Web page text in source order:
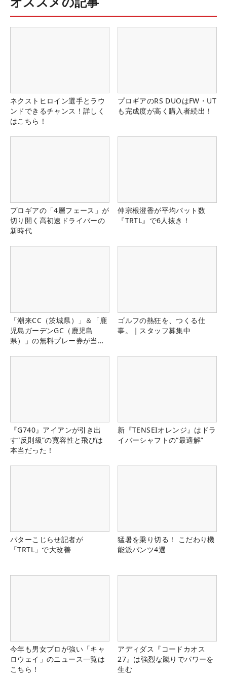
ネクストヒロイン選手とラウ
ンドできるチャンス！詳しく
はこちら！
プロギアのRS DUOはFW・UT
も完成度が高く購入者続出！
プロギアの「4層フェース」が
切り開く高初速ドライバーの
新時代
仲宗根澄香が平均パット数
『TRTL』で6人抜き！
「潮来CC（茨城県）」＆「鹿
児島ガーデンGC（鹿児島
県）」の無料プレー券が当た
ゴルフの熱狂を、つくる仕
事。｜スタッフ募集中
『G740』アイアンが引き出
す“反則級”の寛容性と飛びは
本当だった！
新『TENSEIオレンジ』はドラ
イバーシャフトの“最適解”
パターこじらせ記者が
「TRTL」で大改善
猛暑を乗り切る！ こだわり機
能派パンツ4選
今年も男女プロが強い「キャ
ロウェイ」のニュース一覧は
こちら！
アディダス『コードカオス
27』は強烈な蹴りでパワーを
生む